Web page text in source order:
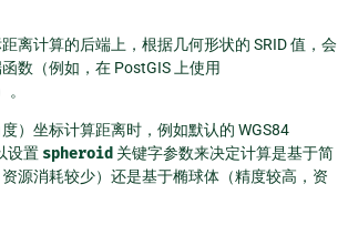
离计算的后端上，根据几何形状的 SRID 值，会
数（例如，在 PostGIS 上使用
。
）坐标计算距离时，例如默认的 WGS84
设置 spheroid 关键字参数来决定计算是基于简
源消耗较少）还是基于椭球体（精度较高，资